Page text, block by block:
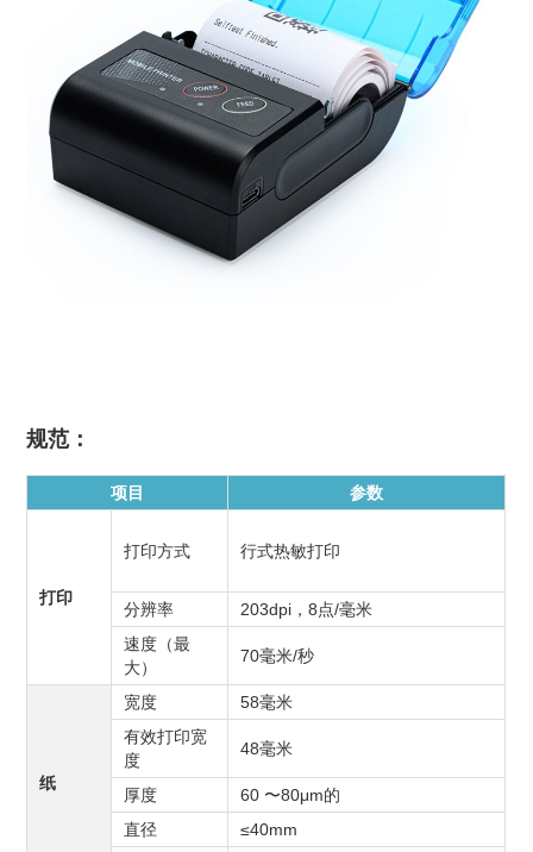
规范：
项目 参数
打印
打印方式 行式热敏打印
分辨率
203dpi，8点/毫米
速度（最
大）
70毫米/秒
纸
宽度
58毫米
有效打印宽
度
48毫米
厚度 60 〜80μm的
直径
≤40mm